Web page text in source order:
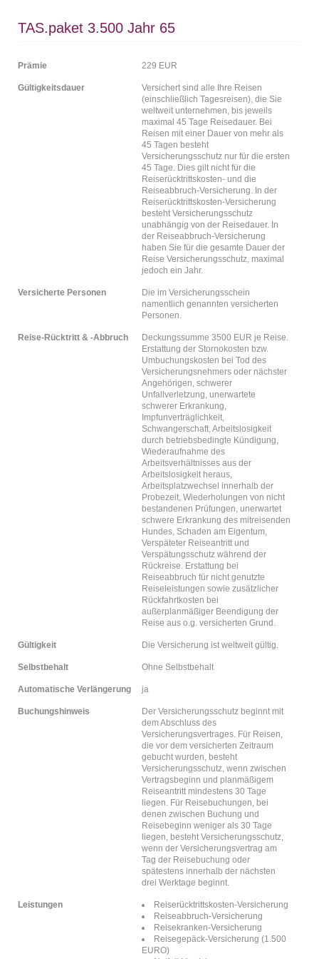
TAS.paket 3.500 Jahr 65
Prämie 229 EUR
Gültigkeitsdauer
Versichert sind alle Ihre Reisen
(einschließlich Tagesreisen), die Sie
weltweit unternehmen, bis jeweils
maximal 45 Tage Reisedauer. Bei
Reisen mit einer Dauer von mehr als
45 Tagen besteht
Versicherungsschutz nur für die ersten
45 Tage. Dies gilt nicht für die
Reiserücktrittskosten- und die
Reiseabbruch-Versicherung. In der
Reiserücktrittskosten-Versicherung
besteht Versicherungsschutz
unabhängig von der Reisedauer. In
der Reiseabbruch-Versicherung
haben Sie für die gesamte Dauer der
Reise Versicherungsschutz, maximal
jedoch ein Jahr.
Versicherte Personen
Die im Versicherungsschein
namentlich genannten versicherten
Personen.
Reise-Rücktritt & -Abbruch
Deckungssumme 3500 EUR je Reise.
Erstattung der Stornokosten bzw.
Umbuchungskosten bei Tod des
Versicherungsnehmers oder nächster
Angehörigen, schwerer
Unfallverletzung, unerwartete
schwerer Erkrankung,
Impfunverträglichkeit,
Schwangerschaft, Arbeitslosigkeit
durch betriebsbedingte Kündigung,
Wiederaufnahme des
Arbeitsverhältnisses aus der
Arbeitslosigkeit heraus,
Arbeitsplatzwechsel innerhalb der
Probezeit, Wiederholungen von nicht
bestandenen Prüfungen, unerwartet
schwere Erkrankung des mitreisenden
Hundes, Schaden am Eigentum,
Verspäteter Reiseantritt und
Verspätungsschutz während der
Rückreise. Erstattung bei
Reiseabbruch für nicht genutzte
Reiseleistungen sowie zusätzlicher
Rückfahrtkosten bei
außerplanmäßiger Beendigung der
Reise aus o.g. versicherten Grund.
Gültigkeit Die Versicherung ist weltweit gültig.
Selbstbehalt Ohne Selbstbehalt
Automatische Verlängerung ja
Buchungshinweis
Der Versicherungsschutz beginnt mit
dem Abschluss des
Versicherungsvertrages. Für Reisen,
die vor dem versicherten Zeitraum
gebucht wurden, besteht
Versicherungsschutz, wenn zwischen
Vertragsbeginn und planmäßigem
Reiseantritt mindestens 30 Tage
liegen. Für Reisebuchungen, bei
denen zwischen Buchung und
Reisebeginn weniger als 30 Tage
liegen, besteht Versicherungsschutz,
wenn der Versicherungsvertrag am
Tag der Reisebuchung oder
spätestens innerhalb der nächsten
drei Werktage beginnt.
Leistungen
Reiserücktrittskosten-Versicherung
Reiseabbruch-Versicherung
Reisekranken-Versicherung
Reisegepäck-Versicherung (1.500
EURO)